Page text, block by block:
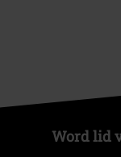
Word lid